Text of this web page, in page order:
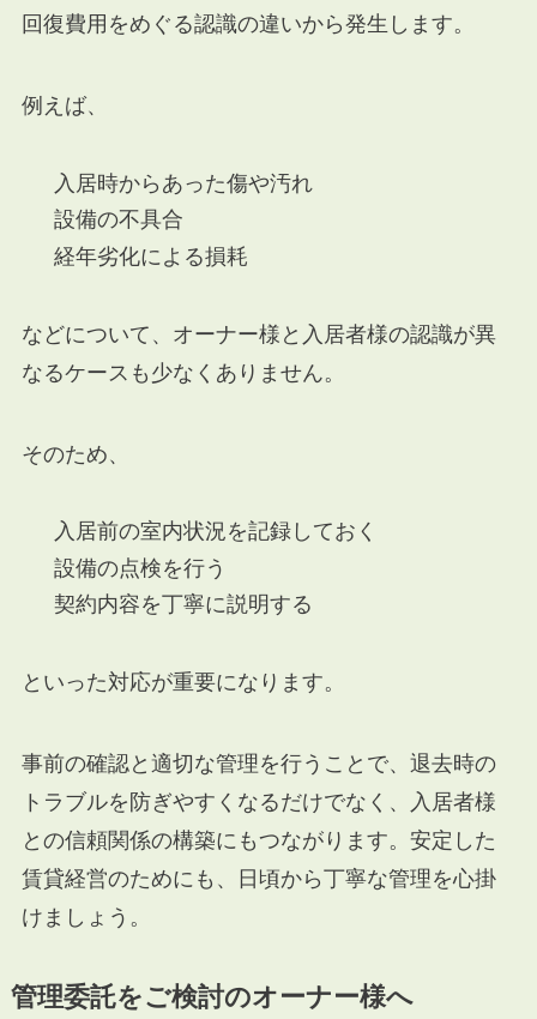
回復費用をめぐる認識の違いから発生します。
例えば、
入居時からあった傷や汚れ
設備の不具合
経年劣化による損耗
などについて、オーナー様と入居者様の認識が異
なるケースも少なくありません。
そのため、
入居前の室内状況を記録しておく
設備の点検を行う
契約内容を丁寧に説明する
といった対応が重要になります。
事前の確認と適切な管理を行うことで、退去時の
トラブルを防ぎやすくなるだけでなく、入居者様
との信頼関係の構築にもつながります。安定した
賃貸経営のためにも、日頃から丁寧な管理を心掛
けましょう。
管理委託をご検討のオーナー様へ